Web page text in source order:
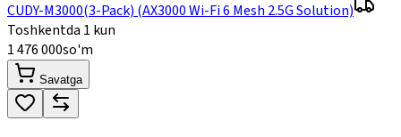
CUDY-M3000(3-Pack) (AX3000 Wi-Fi 6 Mesh 2.5G Solution)
Toshkentda 1 kun
1 476 000so'm
Savatga